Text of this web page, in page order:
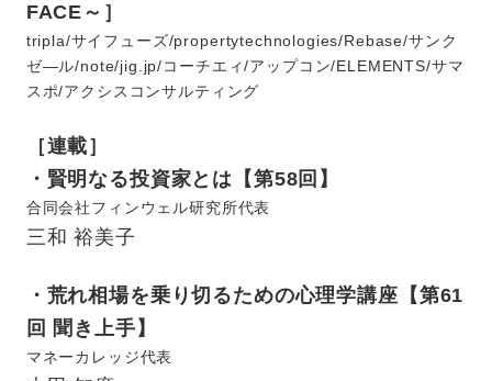
FACE～］
tripla/サイフューズ/propertytechnologies/Rebase/サンク
ゼ―ル/note/jig.jp/コーチエィ/アップコン/ELEMENTS/サマ
スポ/アクシスコンサルティング
［連載］
・賢明なる投資家とは【第58回】
合同会社フィンウェル研究所代表
三和 裕美子
・荒れ相場を乗り切るための心理学講座【第61
回 聞き上手】
マネーカレッジ代表